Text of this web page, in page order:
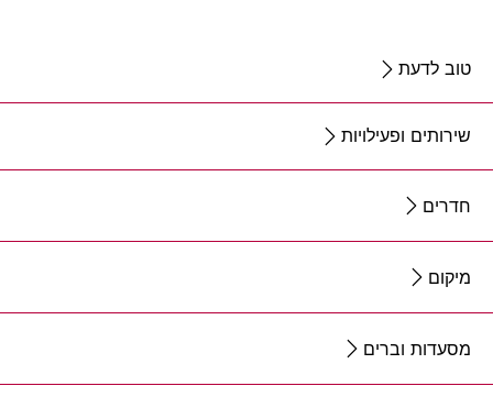
טוב לדעת
שירותים ופעילויות
חדרים
מיקום
מסעדות וברים